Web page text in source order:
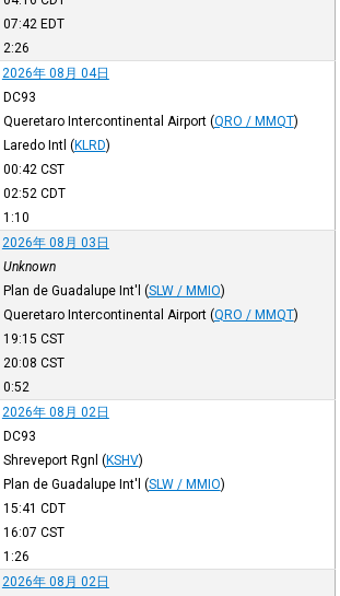
07:42 EDT
2:26
2026年 08月 04日
DC93
Queretaro Intercontinental Airport (QRO / MMQT)
Laredo Intl (KLRD)
00:42 CST
02:52 CDT
1:10
2026年 08月 03日
Unknown
Plan de Guadalupe Int'l (SLW / MMIO)
Queretaro Intercontinental Airport (QRO / MMQT)
19:15 CST
20:08 CST
0:52
2026年 08月 02日
DC93
Shreveport Rgnl (KSHV)
Plan de Guadalupe Int'l (SLW / MMIO)
15:41 CDT
16:07 CST
1:26
2026年 08月 02日